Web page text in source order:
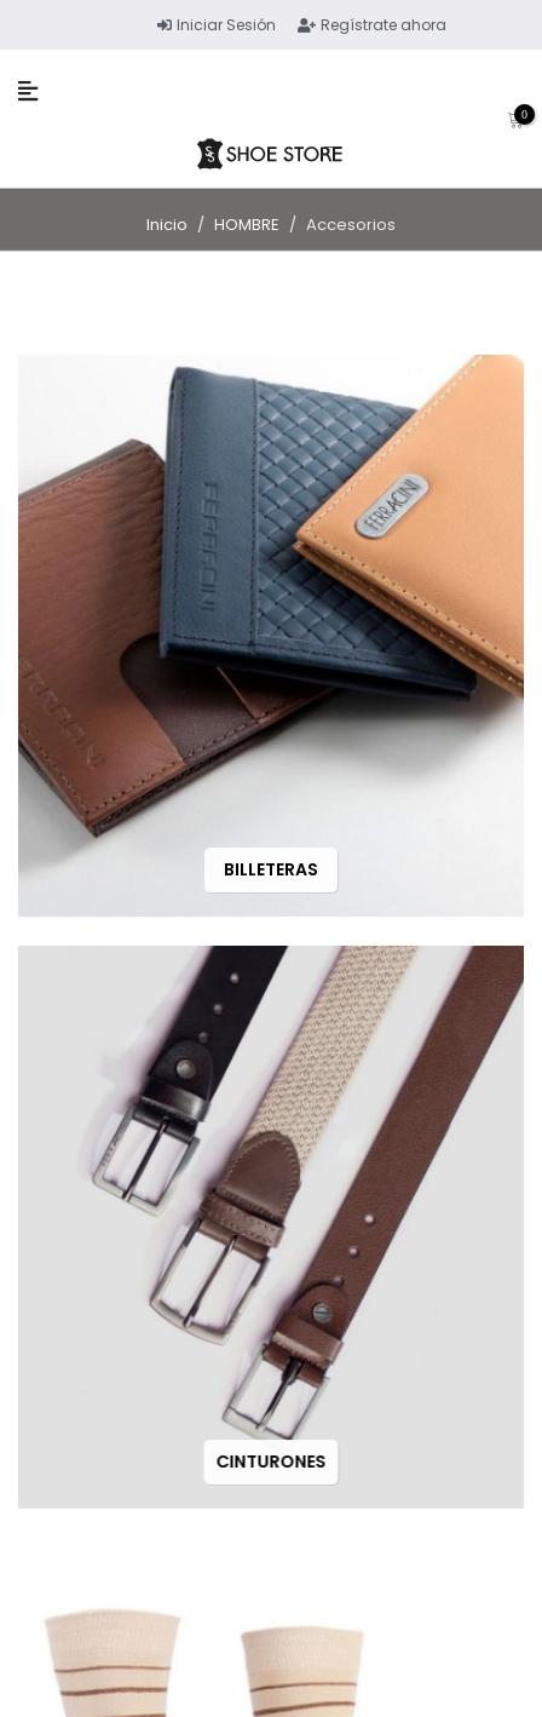
Iniciar Sesión Regístrate ahora
0
Inicio / HOMBRE / Accesorios
BILLETERAS
CINTURONES